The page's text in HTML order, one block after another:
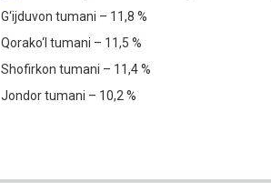
G‘ijduvon tumani – 11,8 %
Qorako‘l tumani – 11,5 %
Shofirkon tumani – 11,4 %
Jondor tumani – 10,2 %